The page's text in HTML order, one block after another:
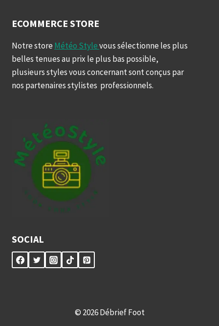
FACE
MALI
ECOMMERCE STORE
Notre store Météo Stylevous sélectionne les plus
belles tenues au prix le plus bas possible,
plusieurs styles vous concernant sont conçus par
nos partenaires stylistes professionnels.
SOCIAL
© 2026 Débrief Foot